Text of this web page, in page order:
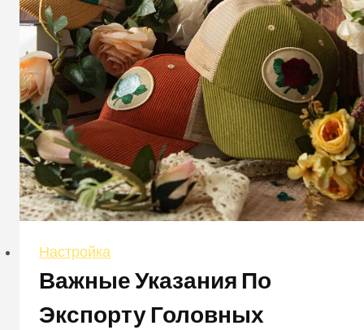
Настройка
Важные Указания По
Экспорту Головных